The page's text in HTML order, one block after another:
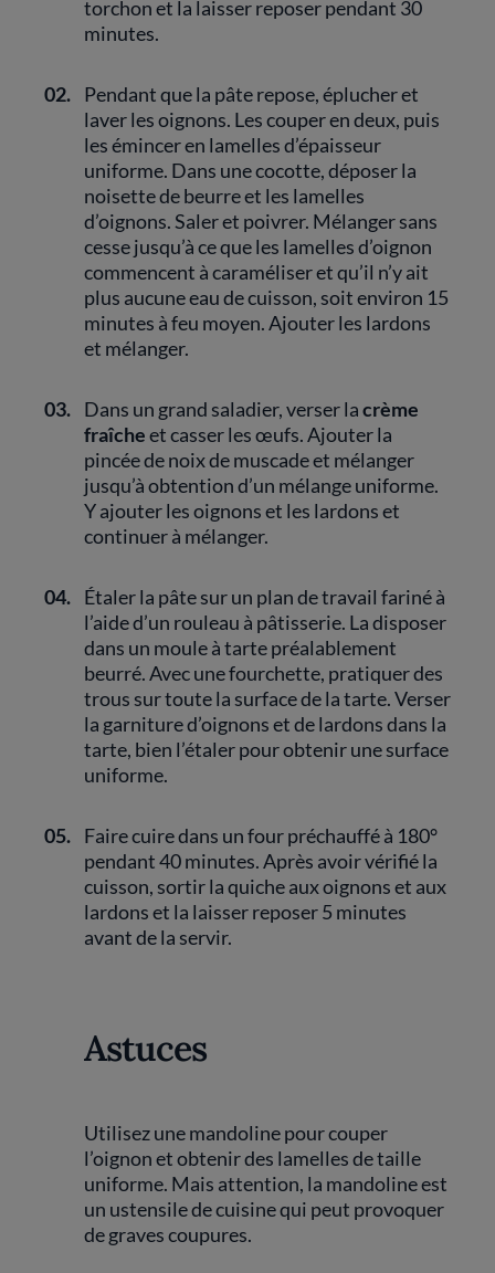
torchon et la laisser reposer pendant 30
minutes.
02. Pendant que la pâte repose, éplucher et
laver les oignons. Les couper en deux, puis
les émincer en lamelles d’épaisseur
uniforme. Dans une cocotte, déposer la
noisette de beurre et les lamelles
d’oignons. Saler et poivrer. Mélanger sans
cesse jusqu’à ce que les lamelles d’oignon
commencent à caraméliser et qu’il n’y ait
plus aucune eau de cuisson, soit environ 15
minutes à feu moyen. Ajouter les lardons
et mélanger.
03. Dans un grand saladier, verser lacrème
fraîcheet casser les œufs. Ajouter la
pincée de noix de muscade et mélanger
jusqu’à obtention d’un mélange uniforme.
Y ajouter les oignons et les lardons et
continuer à mélanger.
04. Étaler la pâte sur un plan de travail fariné à
l’aide d’un rouleau à pâtisserie. La disposer
dans un moule à tarte préalablement
beurré. Avec une fourchette, pratiquer des
trous sur toute la surface de la tarte. Verser
la garniture d’oignons et de lardons dans la
tarte, bien l’étaler pour obtenir une surface
uniforme.
05. Faire cuire dans un four préchauffé à 180°
pendant 40 minutes. Après avoir vérifié la
cuisson, sortir la quiche aux oignons et aux
lardons et la laisser reposer 5 minutes
avant de la servir.
Astuces
Utilisez une mandoline pour couper
l’oignon et obtenir des lamelles de taille
uniforme. Mais attention, la mandoline est
un ustensile de cuisine qui peut provoquer
de graves coupures.